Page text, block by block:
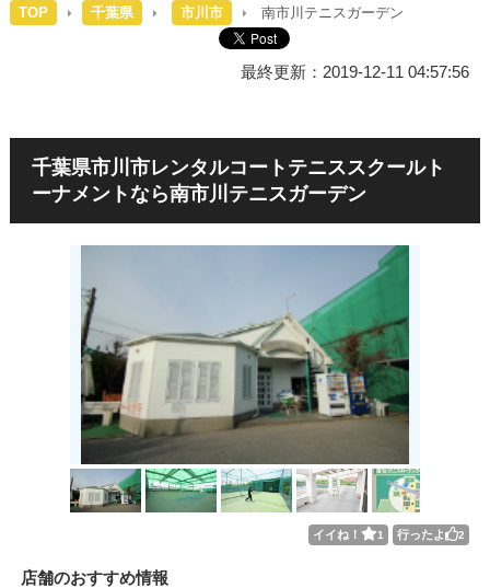
TOP 千葉県 市川市 南市川テニスガーデン
最終更新：2019-12-11 04:57:56
千葉県市川市レンタルコートテニススクールト
ーナメントなら南市川テニスガーデン
イイね！ 1 行ったよ 2
店舗のおすすめ情報